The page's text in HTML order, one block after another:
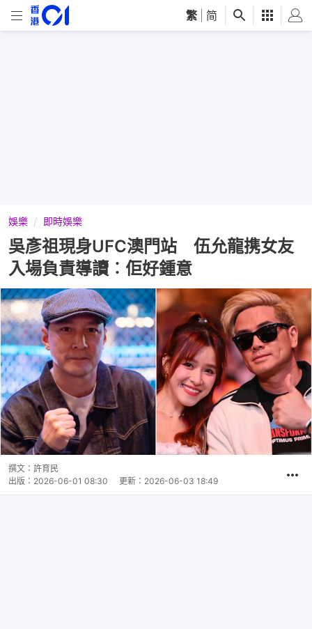
繁 简
娛樂 即時娛樂
吳彥祖現身UFC澳門站 伍允龍携女友
入場負責導讀︰佢好鍾意
撰文： 許育民
出版： 2026-06-01 08:30 更新： 2026-06-03 18:49